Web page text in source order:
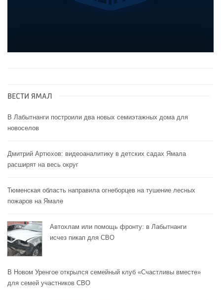
ВЕСТИ ЯМАЛ
В Лабытнанги построили два новых семиэтажных дома для
новоселов
Дмитрий Артюхов: видеоаналитику в детских садах Ямала
расширят на весь округ
Тюменская область направила огнеборцев на тушение лесных
пожаров на Ямале
Автохлам или помощь фронту: в Лабытнанги
исчез пикап для СВО
В Новом Уренгое открылся семейный клуб «Счастливы вместе»
для семей участников СВО